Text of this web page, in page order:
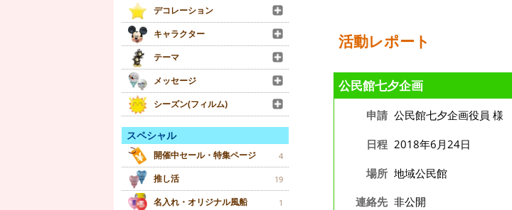
デコレーション
キャラクター
テーマ
メッセージ
シーズン(フィルム)
スペシャル
開催中セール・特集ページ 4
推し活 19
名入れ・オリジナル風船 1
活動レポート
公民館七夕企画
申請 公民館七夕企画役員 様
日程 2018年6月24日
場所 地域公民館
連絡先 非公開